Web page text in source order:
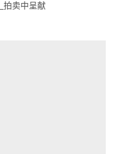
拍卖中呈献